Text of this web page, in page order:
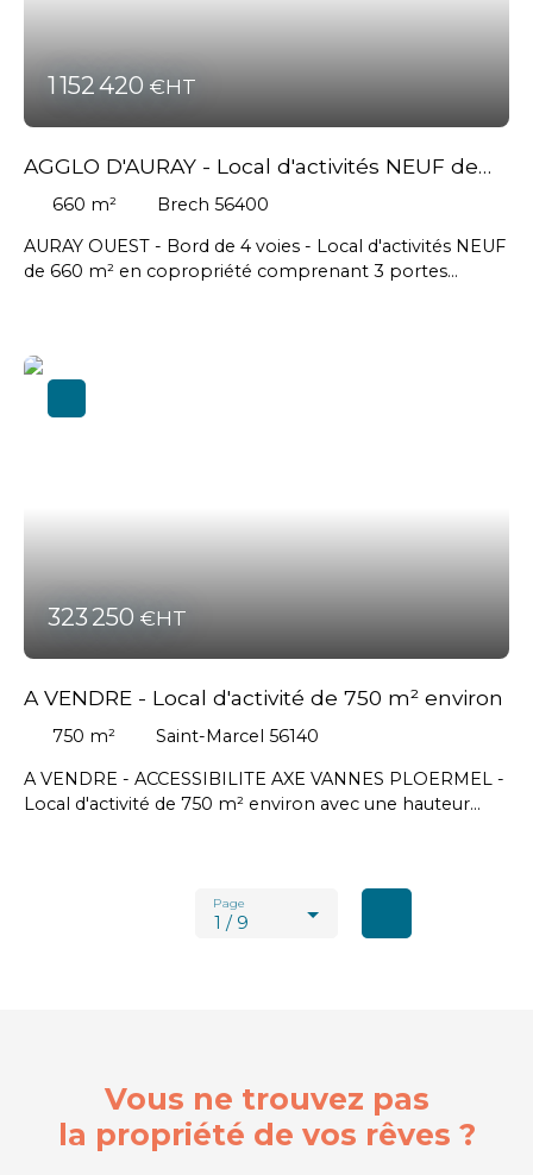
1 152 420 €HT
AGGLO D'AURAY - Local d'activités NEUF de
660 m²
660 m²
Brech 56400
AURAY OUEST - Bord de 4 voies - Local d'activités NEUF
de 660 m² en copropriété comprenant 3 portes
agence en sus à la charge de l'acquéreur : 63 420 € HT
Plougoumelen #Saintannedauray #Localmendon
323 250 €HT
A VENDRE - Local d'activité de 750 m² environ
750 m²
Saint-Marcel 56140
A VENDRE - ACCESSIBILITE AXE VANNES PLOERMEL -
Local d'activité de 750 m² environ avec une hauteur
Honoraires en sus charge acquéreur : 23 250 € HT soit
27 900 € TTC #Vannes #Ploermel
1 / 9
Page
Vous ne trouvez pas
la propriété de vos rêves ?